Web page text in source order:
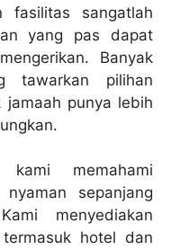
fasilitas sangatlah
yang pas dapat
Banyak
tawarkan pilihan
punya lebih
memahami
sepanjang
menyediakan
hotel dan